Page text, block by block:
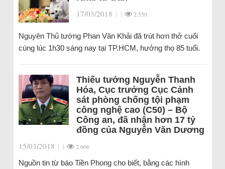
17/03/2018 | | 2.550
Nguyên Thủ tướng Phan Văn Khải đã trút hơn thở cuối
cùng lúc 1h30 sáng nay tại TP.HCM, hưởng thọ 85 tuổi.
Thiếu tướng Nguyễn Thanh
Hóa, Cục trưởng Cục Cảnh
sát phòng chống tội phạm
công nghệ cao (C50) – Bộ
Công an, đã nhận hơn 17 tỷ
đồng của Nguyễn Văn Dương
15/03/2018 | | 2.606
Nguồn tin từ báo Tiền Phong cho biết, bằng các hình